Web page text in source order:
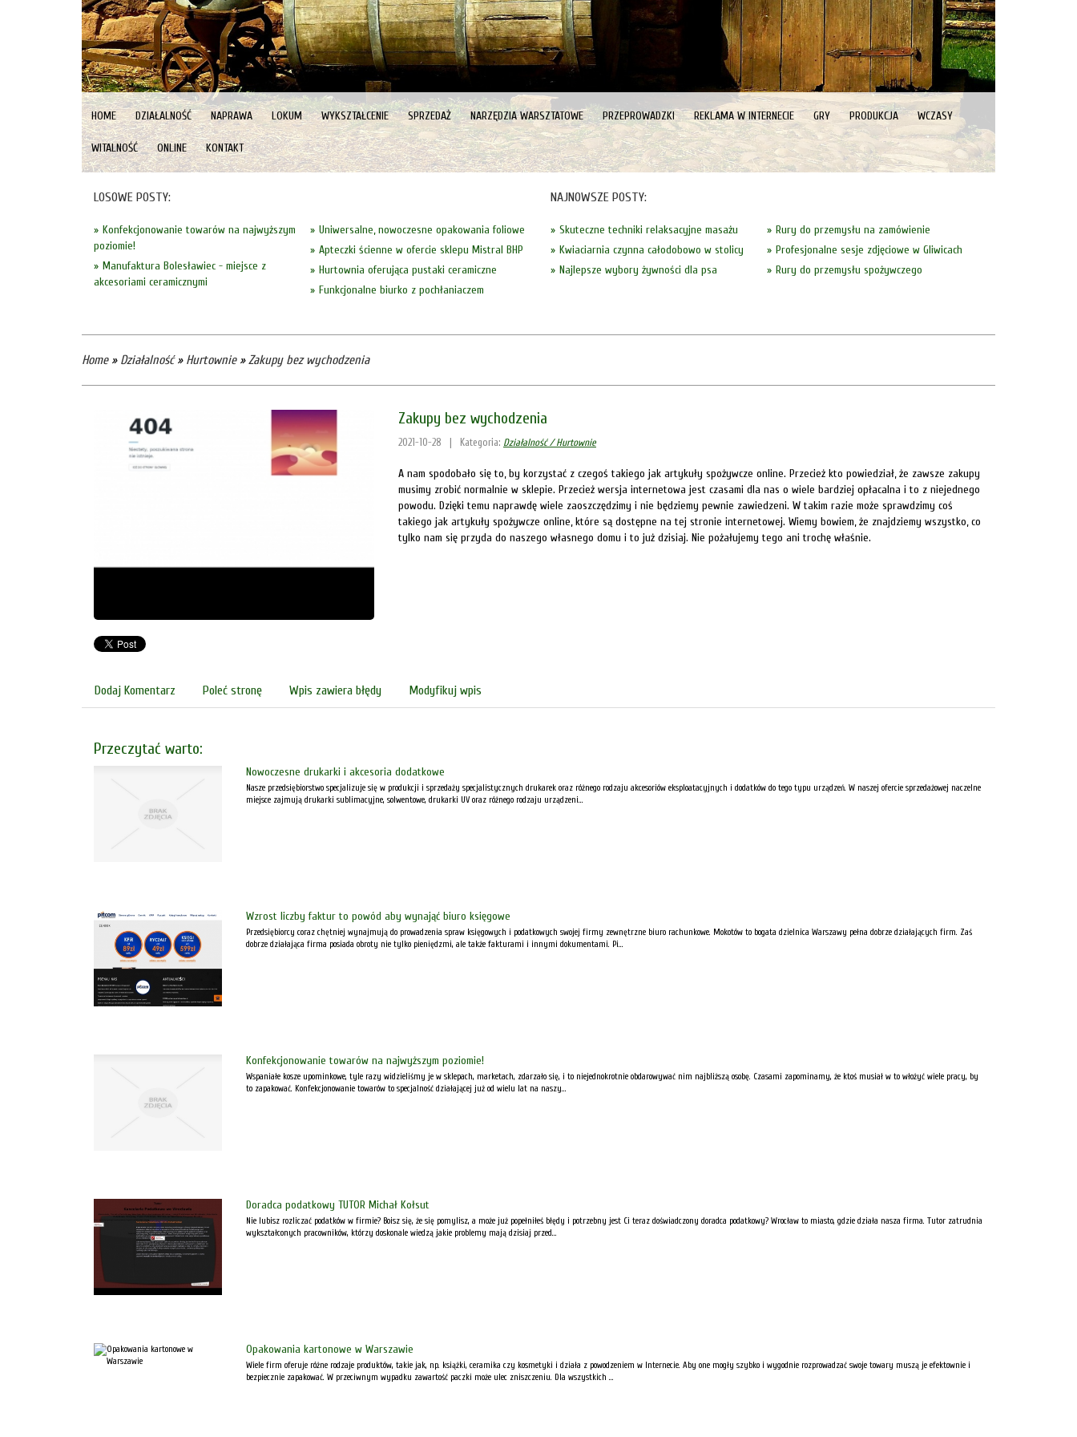
HOME DZIAŁALNOŚĆ NAPRAWA LOKUM WYKSZTAŁCENIE SPRZEDAŻ NARZĘDZIA WARSZTATOWE PRZEPROWADZKI REKLAMA W INTERNECIE GRY PRODUKCJA WCZASY
WITALNOŚĆ ONLINE KONTAKT
LOSOWE POSTY:
Uniwersalne, nowoczesne opakowania foliowe
Konfekcjonowanie towarów na najwyższym
poziomie!
Apteczki ścienne w ofercie sklepu Mistral BHP
Manufaktura Bolesławiec - miejsce z
akcesoriami ceramicznymi
Hurtownia oferująca pustaki ceramiczne
Funkcjonalne biurko z pochłaniaczem
NAJNOWSZE POSTY:
Rury do przemysłu na zamówienie
Skuteczne techniki relaksacyjne masażu
Profesjonalne sesje zdjęciowe w Gliwicach
Kwiaciarnia czynna całodobowo w stolicy
Rury do przemysłu spożywczego
Najlepsze wybory żywności dla psa
Home» Działalność» Hurtownie»Zakupy bez wychodzenia
Zakupy bez wychodzenia
2021-10-28 Kategoria: Działalność / Hurtownie
A nam spodobało się to, by korzystać z czegoś takiego jak artykuły spożywcze online. Przecież kto powiedział, że zawsze zakupy
musimy zrobić normalnie w sklepie. Przecież wersja internetowa jest czasami dla nas o wiele bardziej opłacalna i to z niejednego
powodu. Dzięki temu naprawdę wiele zaoszczędzimy i nie będziemy pewnie zawiedzeni. W takim razie może sprawdzimy coś
takiego jak artykuły spożywcze online, które są dostępne na tej stronie internetowej. Wiemy bowiem, że znajdziemy wszystko, co
tylko nam się przyda do naszego własnego domu i to już dzisiaj. Nie pożałujemy tego ani trochę właśnie.
Dodaj Komentarz Poleć stronę Wpis zawiera błędy Modyfikuj wpis
Przeczytać warto:
Nowoczesne drukarki i akcesoria dodatkowe
Nasze przedsiębiorstwo specjalizuje się w produkcji i sprzedaży specjalistycznych drukarek oraz różnego rodzaju akcesoriów eksploatacyjnych i dodatków do tego typu urządzeń. W naszej ofercie sprzedażowej naczelne
miejsce zajmują drukarki sublimacyjne, solwentowe, drukarki UV oraz różnego rodzaju urządzeni...
Wzrost liczby faktur to powód aby wynająć biuro księgowe
Przedsiębiorcy coraz chętniej wynajmują do prowadzenia spraw księgowych i podatkowych swojej firmy zewnętrzne biuro rachunkowe. Mokotów to bogata dzielnica Warszawy pełna dobrze działających firm. Zaś
dobrze działająca firma posiada obroty nie tylko pieniędzmi, ale także fakturami i innymi dokumentami. Pi...
Konfekcjonowanie towarów na najwyższym poziomie!
Wspaniałe kosze upominkowe, tyle razy widzieliśmy je w sklepach, marketach, zdarzało się, i to niejednokrotnie obdarowywać nim najbliższą osobę. Czasami zapominamy, że ktoś musiał w to włożyć wiele pracy, by
to zapakować. Konfekcjonowanie towarów to specjalność działającej już od wielu lat na naszy...
Doradca podatkowy TUTOR Michał Kołsut
Nie lubisz rozliczać podatków w firmie? Boisz się, że się pomylisz, a może już popełniłeś błędy i potrzebny jest Ci teraz doświadczony doradca podatkowy? Wrocław to miasto, gdzie działa nasza firma. Tutor zatrudnia
wykształconych pracowników, którzy doskonale wiedzą jakie problemy mają dzisiaj przed...
Opakowania kartonowe w Warszawie
Wiele firm oferuje różne rodzaje produktów, takie jak, np. książki, ceramika czy kosmetyki i działa z powodzeniem w Internecie. Aby one mogły szybko i wygodnie rozprowadzać swoje towary muszą je efektownie i
bezpiecznie zapakować. W przeciwnym wypadku zawartość paczki może ulec zniszczeniu. Dla wszystkich ...